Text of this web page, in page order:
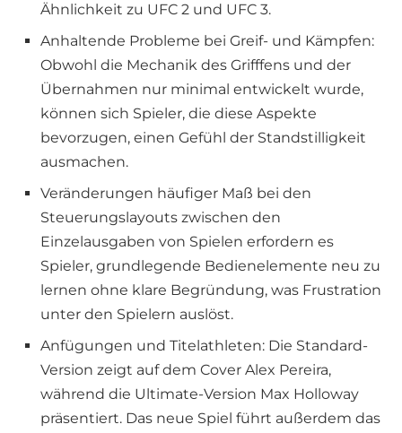
Ähnlichkeit zu UFC 2 und UFC 3.
Anhaltende Probleme bei Greif- und Kämpfen:
Obwohl die Mechanik des Grifffens und der
Übernahmen nur minimal entwickelt wurde,
können sich Spieler, die diese Aspekte
bevorzugen, einen Gefühl der Standstilligkeit
ausmachen.
Veränderungen häufiger Maß bei den
Steuerungslayouts zwischen den
Einzelausgaben von Spielen erfordern es
Spieler, grundlegende Bedienelemente neu zu
lernen ohne klare Begründung, was Frustration
unter den Spielern auslöst.
Anfügungen und Titelathleten: Die Standard-
Version zeigt auf dem Cover Alex Pereira,
während die Ultimate-Version Max Holloway
präsentiert. Das neue Spiel führt außerdem das